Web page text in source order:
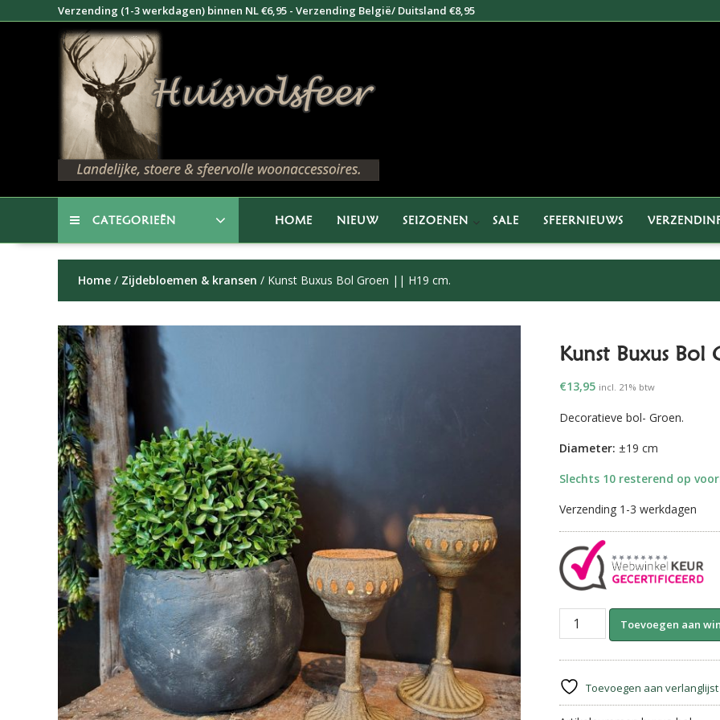
naar
Verzending (1-3 werkdagen) binnen NL €6,95 - Verzending België/ Duitsland €8,95
CATEGORIEËN HOME NIEUW SEIZOENEN SALE SFEERNIEUWS
Home / Zijdebloemen & kransen / Kunst Buxus Bol Groen || H19 cm.
Kunst Buxus
€13,95 incl. 21% btw
Decoratieve bol- Groen.
Diameter: ±19 cm
Slechts 10 resterend op
Verzending 1-3 werkdagen
Kunst
||
H19
Toevoegen aan
Toevoegen aan verlanglijst